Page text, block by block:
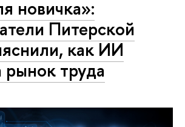
новичка»:
Питерской
как ИИ
рынок труда